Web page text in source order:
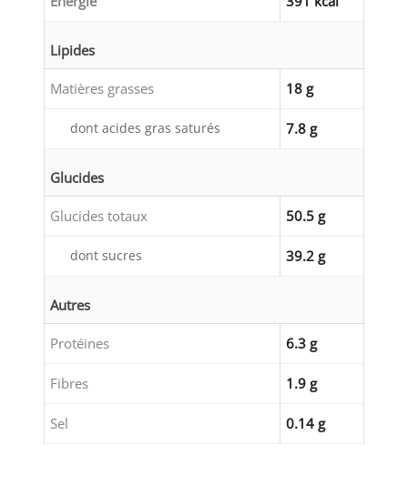
Lipides
Matières grasses 18 g
dont acides gras saturés 7.8 g
Glucides
Glucides totaux 50.5 g
dont sucres 39.2 g
Autres
Protéines 6.3 g
Fibres 1.9 g
Sel 0.14 g